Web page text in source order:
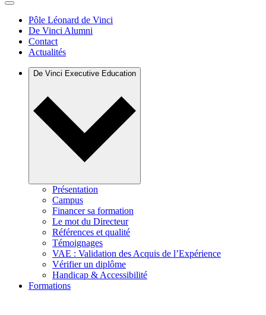
Pôle Léonard de Vinci
De Vinci Alumni
Contact
Actualités
De Vinci Executive Education
Présentation
Campus
Financer sa formation
Le mot du Directeur
Références et qualité
Témoignages
VAE : Validation des Acquis de l’Expérience
Vérifier un diplôme
Handicap & Accessibilité
Formations